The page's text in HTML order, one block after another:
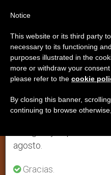
TESTIMONIOS
Aviso
Del 27 de julio al 7 de
anual, aprovechando
se generan menos
agosto.
Gracias.
Notice
This website or its third party
necessary to its functioning
purposes illustrated in the
more or withdraw your
please refer to the cookie
By closing this banner,
continuing to browse